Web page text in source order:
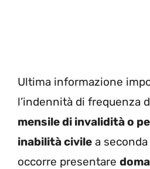
Ultima informazione
l’indennità di frequenza
mensile di invalidità o
inabilità civile a
occorre presentare